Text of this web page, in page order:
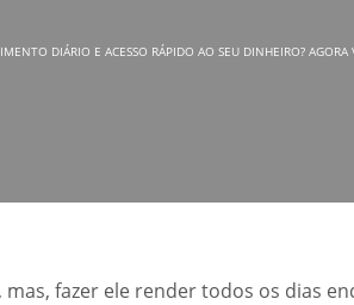
DIÁRIO E ACESSO RÁPIDO AO SEU DINHEIRO? AGORA
fazer ele render todos os dias